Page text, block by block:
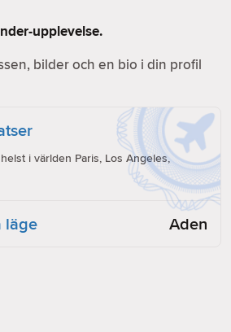
upplevelse.
bilder och en bio i din profil
i världen Paris, Los Angeles,
läge Aden